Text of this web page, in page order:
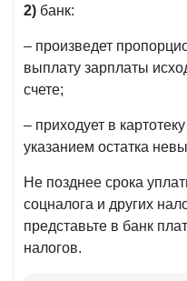
2) банк:
– произведет
выплату зарплаты
счете;
– приходует в
указанием остатка
Не позднее срока
соцналога и других
представьте в банк
налогов.